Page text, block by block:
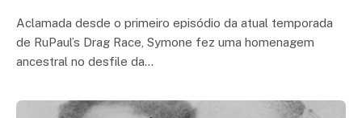
Aclamada desde o primeiro episódio da atual temporada
de RuPaul’s Drag Race, Symone fez uma homenagem
ancestral no desfile da…